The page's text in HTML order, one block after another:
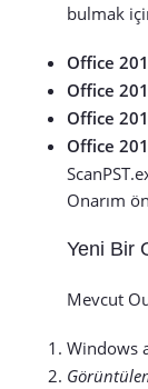
bulmak
Office
Office
Office
Office
Onarım
Yeni Bir
Mevcut
Windows